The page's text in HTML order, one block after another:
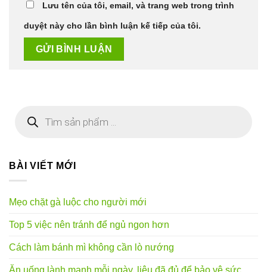
Lưu tên của tôi, email, và trang web trong trình
duyệt này cho lần bình luận kế tiếp của tôi.
kiếm
BÀI VIẾT MỚI
Mẹo chặt gà luộc cho người mới
Top 5 việc nên tránh để ngủ ngon hơn
Cách làm bánh mì không cần lò nướng
Ăn uống lành mạnh mỗi ngày, liệu đã đủ để bảo vệ sức